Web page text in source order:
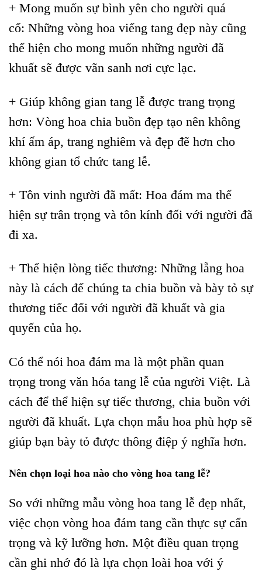
+ Mong muốn sự bình yên cho người quá
cố: Những vòng hoa viếng tang đẹp này cũng
thể hiện cho mong muốn những người đã
khuất sẽ được vãn sanh nơi cực lạc.
+ Giúp không gian tang lễ được trang trọng
hơn: Vòng hoa chia buồn đẹp tạo nên không
khí ấm áp, trang nghiêm và đẹp đẽ hơn cho
không gian tổ chức tang lễ.
+ Tôn vinh người đã mất: Hoa đám ma thể
hiện sự trân trọng và tôn kính đối với người đã
đi xa.
+ Thể hiện lòng tiếc thương: Những lẵng hoa
này là cách để chúng ta chia buồn và bày tỏ sự
thương tiếc đối với người đã khuất và gia
quyến của họ.
Có thể nói hoa đám ma là một phần quan
trọng trong văn hóa tang lễ của người Việt. Là
cách để thể hiện sự tiếc thương, chia buồn với
người đã khuất. Lựa chọn mẫu hoa phù hợp sẽ
giúp bạn bày tỏ được thông điệp ý nghĩa hơn.
Nên chọn loại hoa nào cho vòng hoa tang lễ?
So với những mẫu vòng hoa tang lễ đẹp nhất,
việc chọn vòng hoa đám tang cần thực sự cẩn
trọng và kỹ lưỡng hơn. Một điều quan trọng
cần ghi nhớ đó là lựa chọn loài hoa với ý